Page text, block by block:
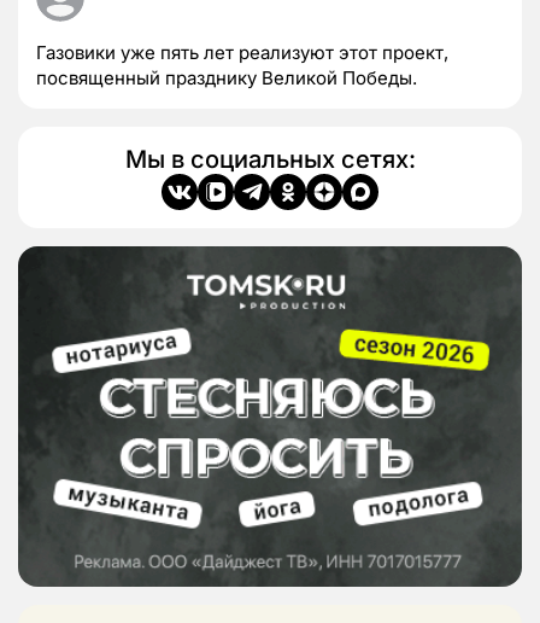
Газовики уже пять лет реализуют этот проект,
посвященный празднику Великой Победы.
Мы в социальных сетях: